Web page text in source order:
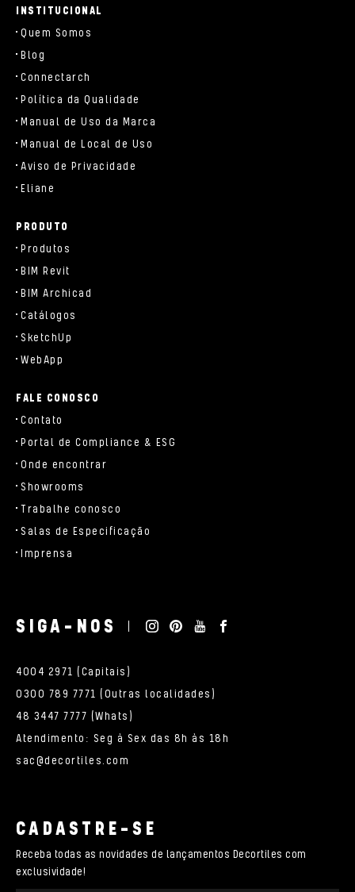
INSTITUCIONAL
Quem Somos
Blog
Connectarch
Política da Qualidade
Manual de Uso da Marca
Manual de Local de Uso
Aviso de Privacidade
Eliane
PRODUTO
Produtos
BIM Revit
BIM Archicad
Catálogos
SketchUp
WebApp
FALE CONOSCO
Contato
Portal de Compliance & ESG
Onde encontrar
Showrooms
Trabalhe conosco
Salas de Especificação
Imprensa
SIGA-NOS
4004 2971 (Capitais)
0300 789 7771 (Outras localidades)
48 3447 7777 (Whats)
Atendimento: Seg à Sex das 8h às 18h
sac@decortiles.com
CADASTRE-SE
Receba todas as novidades de lançamentos Decortiles com
exclusividade!